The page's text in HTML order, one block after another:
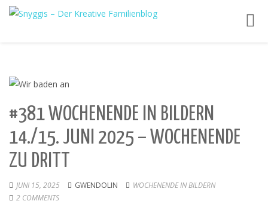
#381 WOCHENENDE IN BILDERN
14./15. JUNI 2025 – WOCHENENDE
ZU DRITT
JUNI 15, 2025 GWENDOLIN
WOCHENENDE IN BILDERN
2 COMMENTS